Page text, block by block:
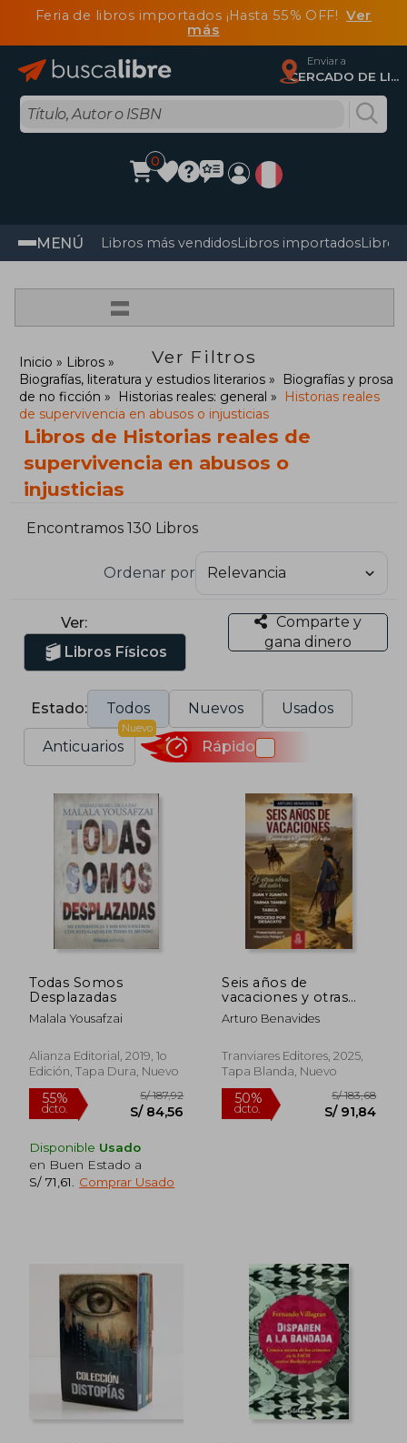
Feria de libros importados ¡Hasta 55% OFF!Ver
más
Enviar a
CERCADO DE LIMA, Lima
0
MENÚ Libros más vendidosLibros importadosLibros
=
Ver Filtros
Inicio
Libros
Biografías, literatura y estudios literarios
Biografías y prosa
de no ficción
Historias reales: general
Historias reales
de supervivencia en abusos o injusticias
Libros de Historias reales de
supervivencia en abusos o
injusticias
Encontramos 130 Libros
Ordenar por
Ver:
Libros Físicos
Comparte y
gana dinero
Estado: Todos Nuevos Usados
Anticuarios
Nuevo
Rápido
Todas Somos
Desplazadas
Malala Yousafzai
Alianza Editorial, 2019, 1o
Edición, Tapa Dura, Nuevo
Disponible Usado
en Buen Estado a
S/ 71,61
Comprar Usado
Seis años de
vacaciones y otras
obras de Arturo
Benavides
Arturo Benavides
Tranviares Editores, 2025,
Tapa Blanda, Nuevo